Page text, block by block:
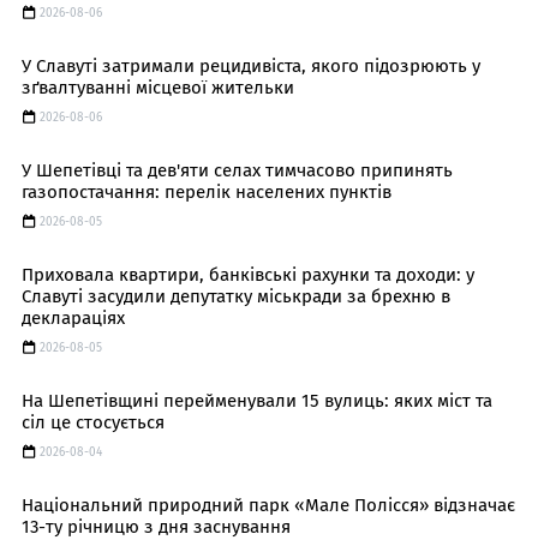
2026-08-06
У Славуті затримали рецидивіста, якого підозрюють у
зґвалтуванні місцевої жительки
2026-08-06
У Шепетівці та дев'яти селах тимчасово припинять
газопостачання: перелік населених пунктів
2026-08-05
Приховала квартири, банківські рахунки та доходи: у
Славуті засудили депутатку міськради за брехню в
деклараціях
2026-08-05
На Шепетівщині перейменували 15 вулиць: яких міст та
сіл це стосується
2026-08-04
Національний природний парк «Мале Полісся» відзначає
13-ту річницю з дня заснування